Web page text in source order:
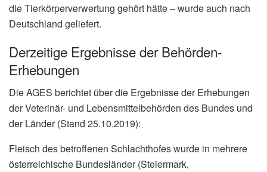
die Tierkörperverwertung gehört hätte – wurde auch nach
Deutschland geliefert.
Derzeitige Ergebnisse der Behörden-
Erhebungen
Die AGES berichtet über die Ergebnisse der Erhebungen
der Veterinär- und Lebensmittelbehörden des Bundes und
der Länder (Stand 25.10.2019):
Fleisch des betroffenen Schlachthofes wurde in mehrere
österreichische Bundesländer (Steiermark,